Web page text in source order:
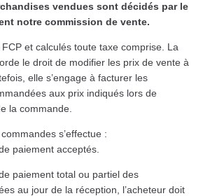
vendues sont décidés par le
notre commission de vente.
et calculés toute taxe comprise. La
le droit de modifier les prix de vente à
elle s’engage à facturer les
aux prix indiqués lors de
la commande.
s’effectue :
paiement acceptés.
paiement total ou partiel des
au jour de la réception, l’acheteur doit